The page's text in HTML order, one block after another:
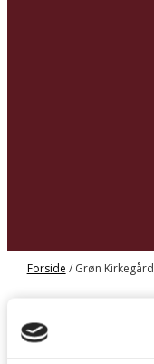
Forside / Grøn Kirkegård